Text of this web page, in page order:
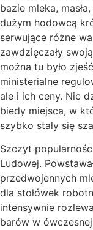
bazie mleka,
dużym hodowcą
serwujące różne
zawdzięczały
można tu było
ministerialne
ale i ich ceny. Nic
biedy miejsca, w
szybko stały się
Szczyt
Ludowej.
przedwojennych
dla stołówek
intensywnie
barów w ówczesnej